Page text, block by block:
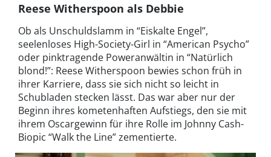
Reese Witherspoon als Debbie
Ob als Unschuldslamm in “Eiskalte Engel”,
seelenloses High-Society-Girl in “American Psycho”
oder pinktragende Poweranwältin in “Natürlich
blond!”: Reese Witherspoon bewies schon früh in
ihrer Karriere, dass sie sich nicht so leicht in
Schubladen stecken lässt. Das war aber nur der
Beginn ihres kometenhaften Aufstiegs, den sie mit
ihrem Oscargewinn für ihre Rolle im Johnny Cash-
Biopic “Walk the Line” zementierte.